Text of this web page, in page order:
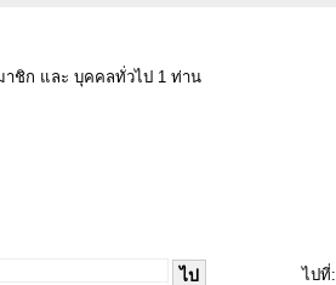
าชิก และ บุคคลทั่วไป 1 ท่าน
ไปที่: